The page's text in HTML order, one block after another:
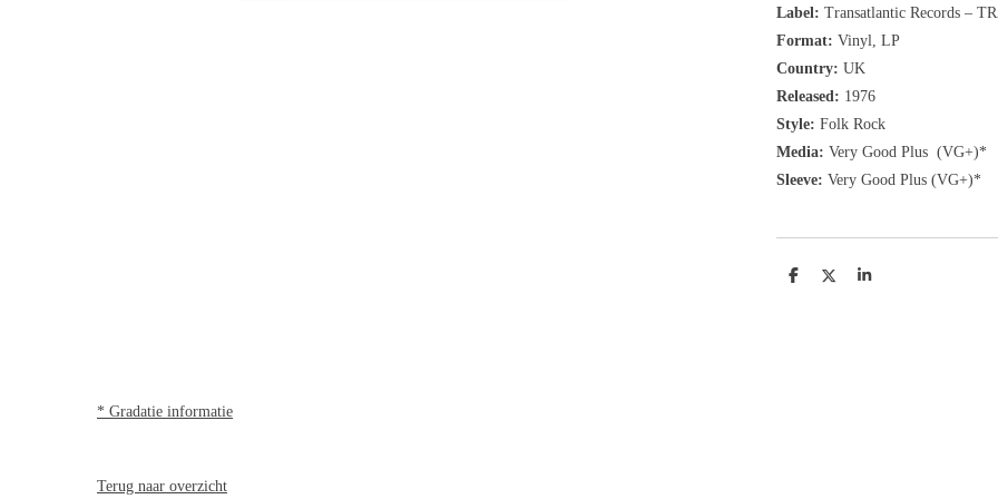
Label: Transatlantic Records ‎–
Format: Vinyl, LP
Country: UK
Released: 1976
Style: Folk Rock
Media: Very Good Plus (VG+)*
Sleeve: Very Good Plus (VG+)*
D
D
S
* Gradatie informatie
Terug naar overzicht